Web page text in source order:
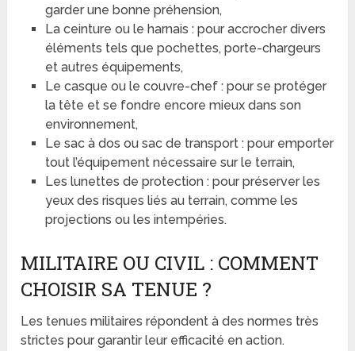
garder une bonne préhension,
La ceinture ou le harnais : pour accrocher divers
éléments tels que pochettes, porte-chargeurs
et autres équipements,
Le casque ou le couvre-chef : pour se protéger
la tête et se fondre encore mieux dans son
environnement,
Le sac à dos ou sac de transport : pour emporter
tout l’équipement nécessaire sur le terrain,
Les lunettes de protection : pour préserver les
yeux des risques liés au terrain, comme les
projections ou les intempéries.
MILITAIRE OU CIVIL : COMMENT
CHOISIR SA TENUE ?
Les tenues militaires répondent à des normes très
strictes pour garantir leur efficacité en action.